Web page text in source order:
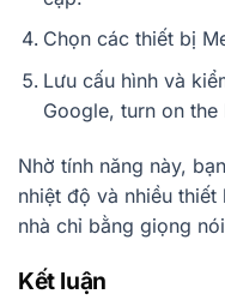
Chọn các thiết bị
Lưu cấu hình và
Google, turn on
Nhờ tính năng này,
nhiệt độ và nhiều
nhà chỉ bằng giọng
Kết luận